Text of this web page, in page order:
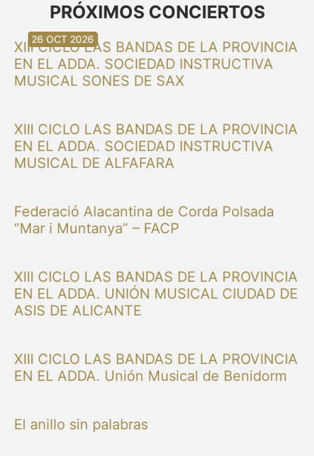
PRÓXIMOS CONCIERTOS
XIII CICLO LAS BANDAS DE LA PROVINCIA
EN EL ADDA. SOCIEDAD INSTRUCTIVA
MUSICAL SONES DE SAX
30 AUG 2026
XIII CICLO LAS BANDAS DE LA PROVINCIA
EN EL ADDA. SOCIEDAD INSTRUCTIVA
MUSICAL DE ALFAFARA
30 AUG 2026
Federació Alacantina de Corda Polsada
“Mar i Muntanya” – FACP
13 SEP 2026
XIII CICLO LAS BANDAS DE LA PROVINCIA
EN EL ADDA. UNIÓN MUSICAL CIUDAD DE
ASIS DE ALICANTE
20 SEP 2026
XIII CICLO LAS BANDAS DE LA PROVINCIA
EN EL ADDA. Unión Musical de Benidorm
20 SEP 2026
El anillo sin palabras
26 SEP 2026
03 OCT 2026
16 OCT 2026
26 OCT 2026